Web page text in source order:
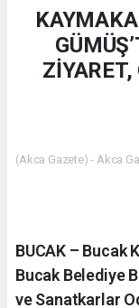
(Akca Gazete) - Akca
BUCAK – Bucak
Bucak Belediye
ve Sanatkarlar